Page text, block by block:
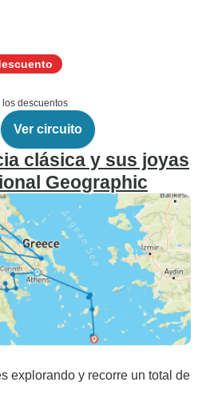
descuentos
Ver circuito
clásica y sus joyas
Geographic
explorando y recorre un total de